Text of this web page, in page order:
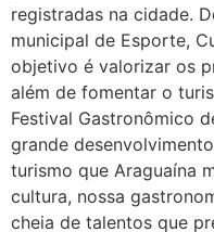
registradas na cidade.
municipal de Esporte,
objetivo é valorizar os
além de fomentar o
Festival Gastronômico
grande
turismo que Araguaína
cultura, nossa
cheia de talentos que